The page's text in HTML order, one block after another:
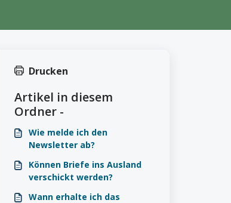
Drucken
Artikel in diesem
Ordner -
Wie melde ich den
Newsletter ab?
Können Briefe ins Ausland
verschickt werden?
Wann erhalte ich das